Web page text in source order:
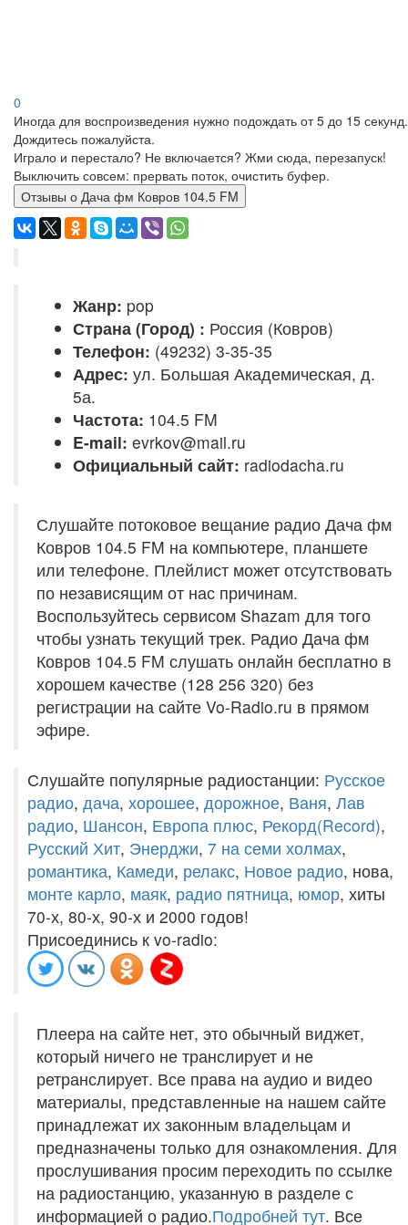
0
Иногда для воспроизведения нужно подождать от 5 до 15 секунд.
Дождитесь пожалуйста.
Играло и перестало? Не включается? Жми сюда, перезапуск!
Выключить совсем: прервать поток, очистить буфер.
Отзывы о Дача фм Ковров 104.5 FM
Жанр: pop
Страна (Город) : Россия (Ковров)
Телефон: (49232) 3-35-35
Адрес: ул. Большая Академическая, д.
5а.
Частота: 104.5 FM
E-mail: evrkov@mail.ru
Официальный сайт: radiodacha.ru
Слушайте потоковое вещание радио Дача фм
Ковров 104.5 FM на компьютере, планшете
или телефоне. Плейлист может отсутствовать
по независящим от нас причинам.
Воспользуйтесь сервисом Shazam для того
чтобы узнать текущий трек. Радио Дача фм
Ковров 104.5 FM слушать онлайн бесплатно в
хорошем качестве (128 256 320) без
регистрации на сайте Vo-Radio.ru в прямом
эфире.
Слушайте популярные радиостанции: Русское
радио, дача, хорошее, дорожное, Ваня, Лав
радио, Шансон, Европа плюс, Рекорд(Record),
Русский Хит, Энерджи, 7 на семи холмах,
романтика, Камеди, релакс, Новое радио, нова,
монте карло, маяк, радио пятница, юмор, хиты
70-х, 80-х, 90-х и 2000 годов!
Присоединись к vo-radio:
Плеера на сайте нет, это обычный виджет,
который ничего не транслирует и не
ретранслирует. Все права на аудио и видео
материалы, представленные на нашем сайте
принадлежат их законным владельцам и
предназначены только для ознакомления. Для
прослушивания просим переходить по ссылке
на радиостанцию, указанную в разделе с
информацией о радио.Подробней тут. Все